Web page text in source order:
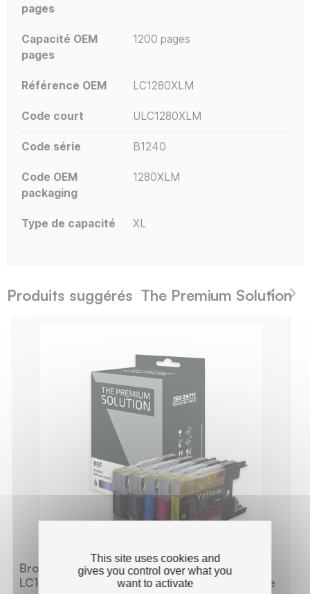
pages
Capacité OEM
pages
1200 pages
Référence OEM LC1280XLM
Code court ULC1280XLM
Code série B1240
Code OEM
packaging
1280XLM
Type de capacité XL
Produits suggérés The Premium Solution
Brother B1240XL Pack x 5 compatible avec
LC1220/1240/1280 - Noir Cyan Magenta Jaune
This site uses cookies and
gives you control over what you
want to activate